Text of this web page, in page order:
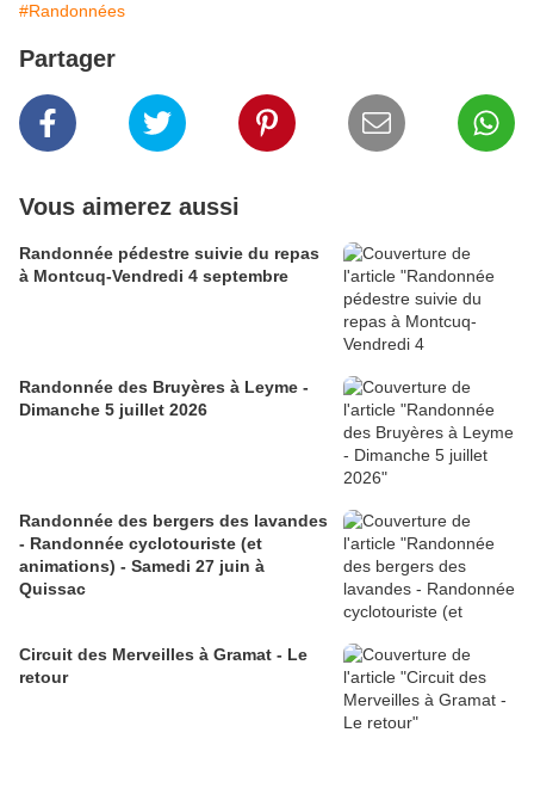
#Randonnées
Partager
Vous aimerez aussi
Randonnée pédestre suivie du repas
à Montcuq-Vendredi 4 septembre
Randonnée des Bruyères à Leyme -
Dimanche 5 juillet 2026
Randonnée des bergers des lavandes
- Randonnée cyclotouriste (et
animations) - Samedi 27 juin à
Quissac
Circuit des Merveilles à Gramat - Le
retour